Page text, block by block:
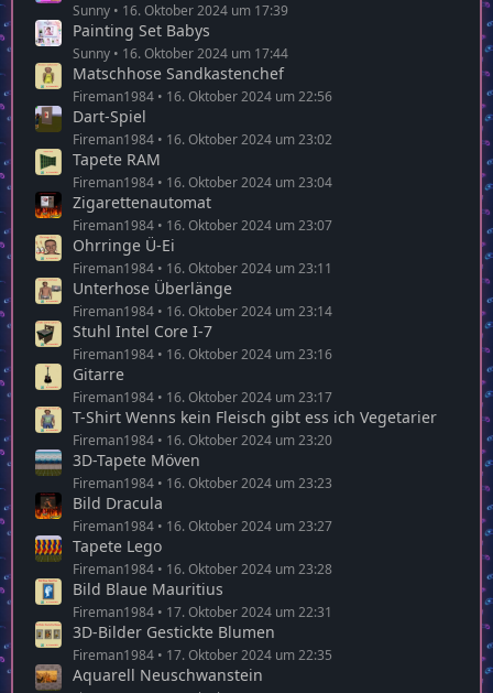
Sunny 16. Oktober 2024 um 17:39
Painting Set Babys
Sunny 16. Oktober 2024 um 17:44
Matschhose Sandkastenchef
Fireman1984 16. Oktober 2024 um 22:56
Dart-Spiel
Fireman1984 16. Oktober 2024 um 23:02
Tapete RAM
Fireman1984 16. Oktober 2024 um 23:04
Zigarettenautomat
Fireman1984 16. Oktober 2024 um 23:07
Ohrringe Ü-Ei
Fireman1984 16. Oktober 2024 um 23:11
Unterhose Überlänge
Fireman1984 16. Oktober 2024 um 23:14
Stuhl Intel Core I-7
Fireman1984 16. Oktober 2024 um 23:16
Gitarre
Fireman1984 16. Oktober 2024 um 23:17
T-Shirt Wenns kein Fleisch gibt ess ich Vegetarier
Fireman1984 16. Oktober 2024 um 23:20
3D-Tapete Möven
Fireman1984 16. Oktober 2024 um 23:23
Bild Dracula
Fireman1984 16. Oktober 2024 um 23:27
Tapete Lego
Fireman1984 16. Oktober 2024 um 23:28
Bild Blaue Mauritius
Fireman1984 17. Oktober 2024 um 22:31
3D-Bilder Gestickte Blumen
Fireman1984 17. Oktober 2024 um 22:35
Aquarell Neuschwanstein